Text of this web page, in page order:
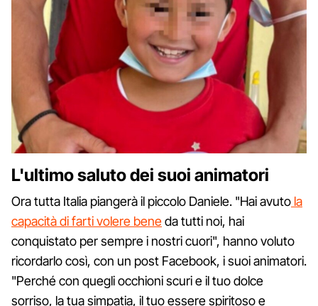
L'ultimo saluto dei suoi animatori
Ora tutta Italia piangerà il piccolo Daniele. "Hai avuto la
capacità di farti volere beneda tutti noi, hai
conquistato per sempre i nostri cuori", hanno voluto
ricordarlo così, con un post Facebook, i suoi animatori.
"Perché con quegli occhioni scuri e il tuo dolce
sorriso, la tua simpatia, il tuo essere spiritoso e